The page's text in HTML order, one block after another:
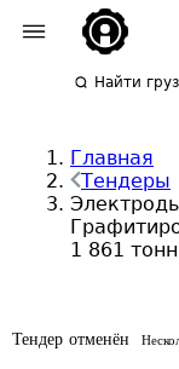
Найти
Главная
Тендеры
1 861
Тендер отменён